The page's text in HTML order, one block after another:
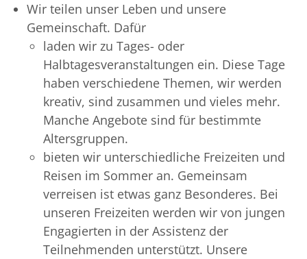
Wir teilen unser Leben und unsere
Gemeinschaft. Dafür
laden wir zu Tages- oder
Halbtagesveranstaltungen ein. Diese Tage
haben verschiedene Themen, wir werden
kreativ, sind zusammen und vieles mehr.
Manche Angebote sind für bestimmte
Altersgruppen.
bieten wir unterschiedliche Freizeiten und
Reisen im Sommer an. Gemeinsam
verreisen ist etwas ganz Besonderes. Bei
unseren Freizeiten werden wir von jungen
Engagierten in der Assistenz der
Teilnehmenden unterstützt. Unsere